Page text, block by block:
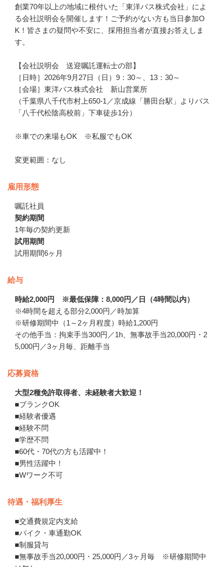
創業70年以上の地域に根付いた「東洋バス株式会社」によ
る会社説明会を開催します！ご予約がない方も当日参加O
K！皆さまの疑問や不安に、採用担当者が直接お答えしま
す。
【会社説明会　送迎嘱託運転士の部】
［日時］2026年9月27日（日）9：30～、13：30～
［会場］東洋バス株式会社　新山営業所
（千葉県八千代市村上650-1／京成線「勝田台駅」よりバス
「八千代松陰高校前」下車徒歩1分）
※車での来場もOK　※私服でもOK
変更範囲：なし
雇用形態
嘱託社員
契約期間
1年毎の契約更新
試用期間
試用期間6ヶ月
給与
時給2,000円 ※最低保障：8,000円／日（4時間以内）
※4時間を超える部分2,000円／時加算
※研修期間中（1～2ヶ月程度）時給1,200円
その他手当：拘束手当300円／1h、無事故手当20,000円・2
5,000円／3ヶ月毎、距離手当
応募資格
大型2種免許取得者、未経験者大歓迎！
■ブランクOK
■経験者優遇
■経験不問
■学歴不問
■60代・70代の方も活躍中！
■男性活躍中！
■Wワーク不可
待遇・福利厚生
■交通費規定内支給
■バイク・車通勤OK
■制服貸与
■無事故手当20,000円・25,000円／3ヶ月毎　※研修期間中